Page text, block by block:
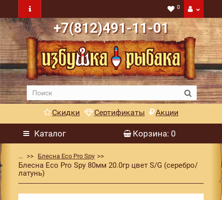
0
+7(812)491-11-01
Скидки Сертификаты Акции
Каталог Корзина: 0
... Блесна Eco Pro Spy
Блесна Eco Pro Spy 80мм 20.0гр цвет S/G (серебро/
латунь)